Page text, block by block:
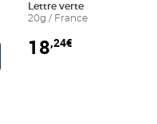
au panier
Lettre verte
20g / France
18,24€